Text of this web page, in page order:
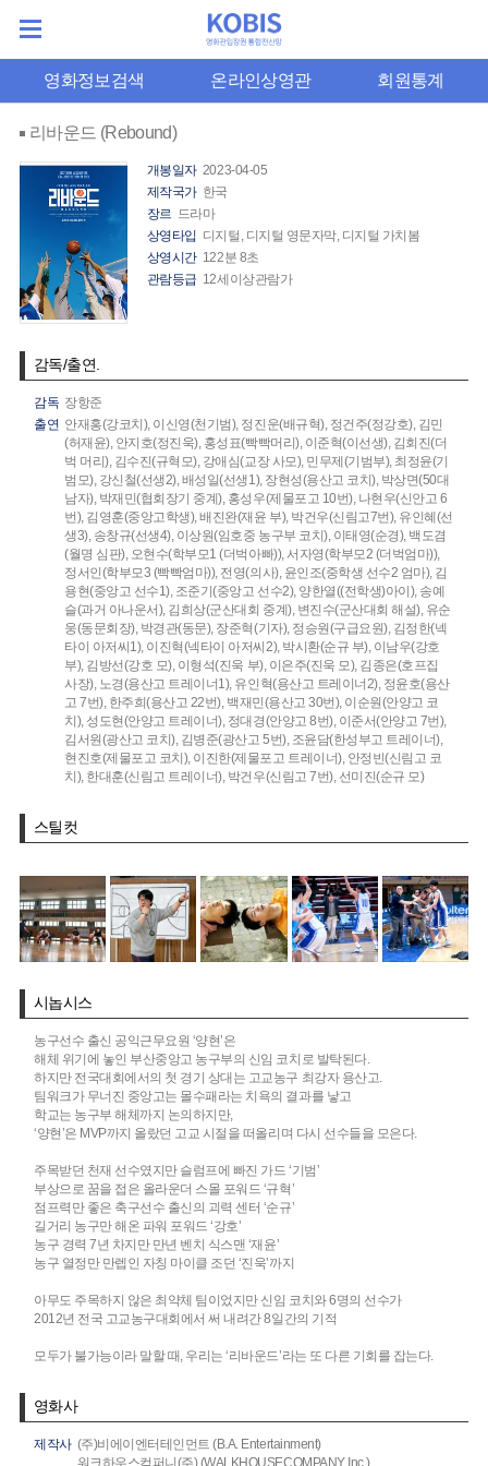
영화정보검색 온라인상영관 회원통계
리바운드 (Rebound)
개봉일자 2023-04-05
제작국가 한국
장르 드라마
상영타입 디지털, 디지털 영문자막, 디지털 가치봄
상영시간 122분 8초
관람등급 12세이상관람가
감독/출연.
감독 장항준
출연 안재홍(강코치), 이신영(천기범), 정진운(배규혁), 정건주(정강호), 김민
(허재윤), 안지호(정진욱), 홍성표(빡빡머리), 이준혁(이선생), 김회진(더
벅 머리), 김수진(규혁모), 강애심(교장 사모), 민무제(기범부), 최정윤(기
범모), 강신철(선생2),배성일(선생1), 장현성(용산고 코치), 박상면(50대
남자), 박재민(협회장기 중계), 홍성우(제물포고 10번), 나현우(신안고 6
번), 김영훈(중앙고학생),배진완(재윤 부), 박건우(신림고7번), 유인혜(선
생3), 송창규(선생4), 이상원(임호중 농구부 코치), 이태영(순경), 백도겸
(월명 심판), 오현수(학부모1 (더벅아빠)), 서자영(학부모2 (더벅엄마)),
정서인(학부모3 (빡빡엄마)), 전영(의사), 윤인조(중학생 선수2 엄마), 김
용현(중앙고 선수1), 조준기(중앙고 선수2), 양한열((전학생)아이), 송예
슬(과거 아나운서), 김희상(군산대회 중계), 변진수(군산대회 해설), 유순
웅(동문회장), 박경관(동문), 장준혁(기자), 정승원(구급요원), 김정한(넥
타이 아저씨1), 이진혁(넥타이 아저씨2), 박시환(순규 부), 이남우(강호
부), 김방선(강호 모), 이형석(진욱 부), 이은주(진욱 모), 김종은(호프집
사장), 노경(용산고 트레이너1), 유인혁(용산고 트레이너2), 정윤호(용산
고 7번), 한주희(용산고 22번), 백재민(용산고 30번), 이순원(안양고 코
치), 성도현(안양고 트레이너), 정대경(안양고 8번), 이준서(안양고 7번),
김서원(광산고 코치), 김병준(광산고 5번), 조윤담(한성부고 트레이너),
현진호(제물포고 코치), 이진한(제물포고 트레이너), 안정빈(신림고 코
치), 한대훈(신림고 트레이너), 박건우(신림고 7번),선미진(순규 모)
스틸컷
시놉시스
농구선수 출신 공익근무요원 ‘양현’은
해체 위기에 놓인 부산중앙고 농구부의 신임 코치로 발탁된다.
하지만 전국대회에서의 첫 경기 상대는 고교농구 최강자 용산고.
팀워크가 무너진 중앙고는 몰수패라는 치욕의 결과를 낳고
학교는 농구부 해체까지 논의하지만,
‘양현’은 MVP까지 올랐던 고교 시절을 떠올리며 다시 선수들을 모은다.
주목받던 천재 선수였지만 슬럼프에 빠진 가드 ‘기범’
부상으로 꿈을 접은 올라운더 스몰 포워드 ‘규혁’
점프력만 좋은 축구선수 출신의 괴력 센터 ‘순규’
길거리 농구만 해온 파워 포워드 ‘강호’
농구 경력 7년 차지만 만년 벤치 식스맨 ‘재윤’
농구 열정만 만렙인 자칭 마이클 조던 ‘진욱’까지
아무도 주목하지 않은 최약체 팀이었지만 신임 코치와 6명의 선수가
2012년 전국 고교농구대회에서 써 내려간 8일간의 기적
모두가 불가능이라 말할 때, 우리는 ‘리바운드’라는 또 다른 기회를 잡는다.
영화사
제작사 (주)비에이엔터테인먼트 (B.A. Entertainment)
워크하우스컴퍼니(주) (WALKHOUSECOMPANY Inc.)